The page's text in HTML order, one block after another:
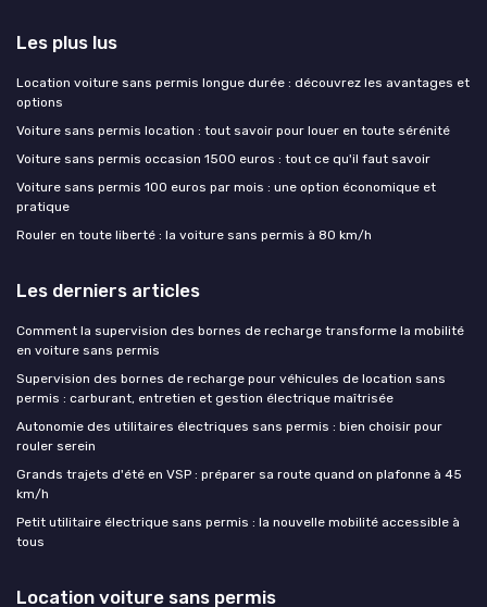
Les plus lus
Location voiture sans permis longue durée : découvrez les avantages et
options
Voiture sans permis location : tout savoir pour louer en toute sérénité
Voiture sans permis occasion 1500 euros : tout ce qu'il faut savoir
Voiture sans permis 100 euros par mois : une option économique et
pratique
Rouler en toute liberté : la voiture sans permis à 80 km/h
Les derniers articles
Comment la supervision des bornes de recharge transforme la mobilité
en voiture sans permis
Supervision des bornes de recharge pour véhicules de location sans
permis : carburant, entretien et gestion électrique maîtrisée
Autonomie des utilitaires électriques sans permis : bien choisir pour
rouler serein
Grands trajets d'été en VSP : préparer sa route quand on plafonne à 45
km/h
Petit utilitaire électrique sans permis : la nouvelle mobilité accessible à
tous
Location voiture sans permis